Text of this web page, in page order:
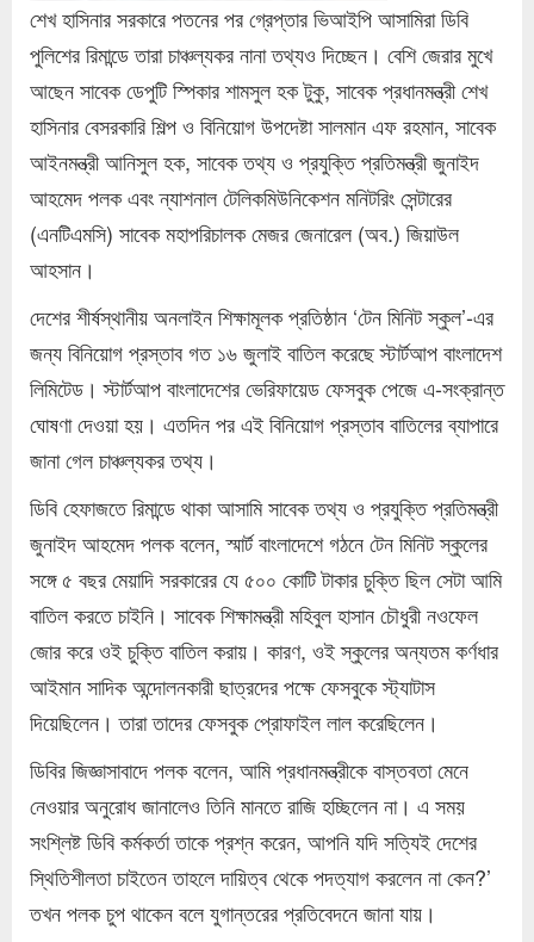
শেখ হাসিনার সরকারে পতনের পর গ্রেপ্তার ভিআইপি আসামিরা ডিবি
পুলিশের রিমান্ডে তারা চাঞ্চল্যকর নানা তথ্যও দিচ্ছেন। বেশি জেরার মুখে
আছেন সাবেক ডেপুটি স্পিকার শামসুল হক টুকু, সাবেক প্রধানমন্ত্রী শেখ
হাসিনার বেসরকারি শিল্প ও বিনিয়োগ উপদেষ্টা সালমান এফ রহমান, সাবেক
আইনমন্ত্রী আনিসুল হক, সাবেক তথ্য ও প্রযুক্তি প্রতিমন্ত্রী জুনাইদ
আহমেদ পলক এবং ন্যাশনাল টেলিকমিউনিকেশন মনিটরিং সেন্টারের
(এনটিএমসি) সাবেক মহাপরিচালক মেজর জেনারেল (অব.) জিয়াউল
আহসান।
দেশের শীর্ষস্থানীয় অনলাইন শিক্ষামূলক প্রতিষ্ঠান ‘টেন মিনিট স্কুল’-এর
জন্য বিনিয়োগ প্রস্তাব গত ১৬ জুলাই বাতিল করেছে স্টার্টআপ বাংলাদেশ
লিমিটেড। স্টার্টআপ বাংলাদেশের ভেরিফায়েড ফেসবুক পেজে এ-সংক্রান্ত
ঘোষণা দেওয়া হয়। এতদিন পর এই বিনিয়োগ প্রস্তাব বাতিলের ব্যাপারে
জানা গেল চাঞ্চল্যকর তথ্য।
ডিবি হেফাজতে রিমান্ডে থাকা আসামি সাবেক তথ্য ও প্রযুক্তি প্রতিমন্ত্রী
জুনাইদ আহমেদ পলক বলেন, স্মার্ট বাংলাদেশে গঠনে টেন মিনিট স্কুলের
সঙ্গে ৫ বছর মেয়াদি সরকারের যে ৫০০ কোটি টাকার চুক্তি ছিল সেটা আমি
বাতিল করতে চাইনি। সাবেক শিক্ষামন্ত্রী মহিবুল হাসান চৌধুরী নওফেল
জোর করে ওই চুক্তি বাতিল করায়। কারণ, ওই স্কুলের অন্যতম কর্ণধার
আইমান সাদিক অন্দোলনকারী ছাত্রদের পক্ষে ফেসবুকে স্ট্যাটাস
দিয়েছিলেন। তারা তাদের ফেসবুক প্রোফাইল লাল করেছিলেন।
ডিবির জিজ্ঞাসাবাদে পলক বলেন, আমি প্রধানমন্ত্রীকে বাস্তবতা মেনে
নেওয়ার অনুরোধ জানালেও তিনি মানতে রাজি হচ্ছিলেন না। এ সময়
সংশ্লিষ্ট ডিবি কর্মকর্তা তাকে প্রশ্ন করেন, আপনি যদি সত্যিই দেশের
স্থিতিশীলতা চাইতেন তাহলে দায়িত্ব থেকে পদত্যাগ করলেন না কেন?’
তখন পলক চুপ থাকেন বলে যুগান্তরের প্রতিবেদনে জানা যায়।